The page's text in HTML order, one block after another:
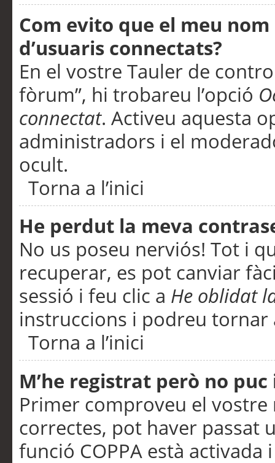
Com evito que el meu
d’usuaris connectats?
En el vostre Tauler de
fòrum”, hi trobareu l’opció
connectat. Activeu aquesta
administradors i el
ocult.
Torna a l’inici
He perdut la meva
No us poseu nerviós! Tot i
recuperar, es pot canviar
sessió i feu clic a He oblidat
instruccions i podreu tornar
Torna a l’inici
M’he registrat però no
Primer comproveu el vostre
correctes, pot haver passat
funció COPPA està